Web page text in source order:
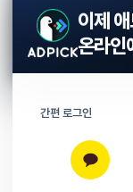
이제
온라인
간편 로그인